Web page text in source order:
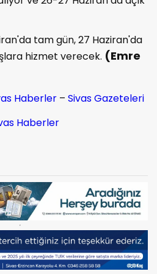
tam gün, 27 Haziran'da
hizmet verecek. (Emre
Haberler – Sivas Gazeteleri
Haberler